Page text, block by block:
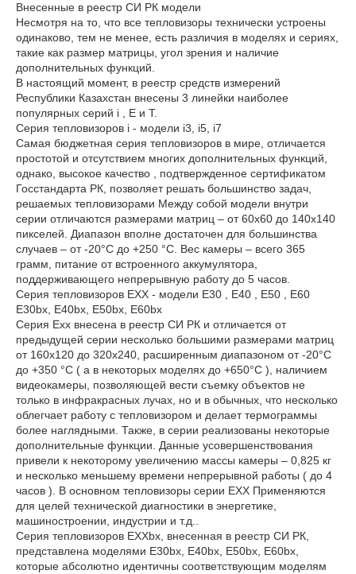
Внесенные в реестр СИ РК модели
Несмотря на то, что все тепловизоры технически устроены
одинаково, тем не менее, есть различия в моделях и сериях,
такие как размер матрицы, угол зрения и наличие
дополнительных функций.
В настоящий момент, в реестр средств измерений
Республики Казахстан внесены 3 линейки наиболее
популярных серий i , E и T.
Серия тепловизоров i - модели i3, i5, i7
Самая бюджетная серия тепловизоров в мире, отличается
простотой и отсутствием многих дополнительных функций,
однако, высокое качество , подтвержденное сертификатом
Госстандарта РК, позволяет решать большинство задач,
решаемых тепловизорами Между собой модели внутри
серии отличаются размерами матриц – от 60х60 до 140х140
пикселей. Диапазон вполне достаточен для большинства
случаев – от -20°C до +250 °C. Вес камеры – всего 365
грамм, питание от встроенного аккумулятора,
поддерживающего непрерывную работу до 5 часов.
Серия тепловизоров EXX - модели E30 , E40 , E50 , E60
E30bx, E40bx, E50bx, E60bx
Серия Exx внесена в реестр СИ РК и отличается от
предыдущей серии несколько большими размерами матриц
от 160х120 до 320х240, расширенным диапазоном от -20°C
до +350 °C ( а в некоторых моделях до +650°C ), наличием
видеокамеры, позволяющей вести съемку объектов не
только в инфракрасных лучах, но и в обычных, что несколько
облегчает работу с тепловизором и делает термограммы
более наглядными. Также, в серии реализованы некоторые
дополнительные функции. Данные усовершенствования
привели к некоторому увеличению массы камеры – 0,825 кг
и несколько меньшему времени непрерывной работы ( до 4
часов ). В основном тепловизоры серии EXX Применяются
для целей технической диагностики в энергетике,
машиностроении, индустрии и т.д..
Серия тепловизоров EXXbx, внесенная в реестр СИ РК,
представлена моделями E30bx, E40bx, E50bx, E60bx,
которые абсолютно идентичны соответствующим моделям